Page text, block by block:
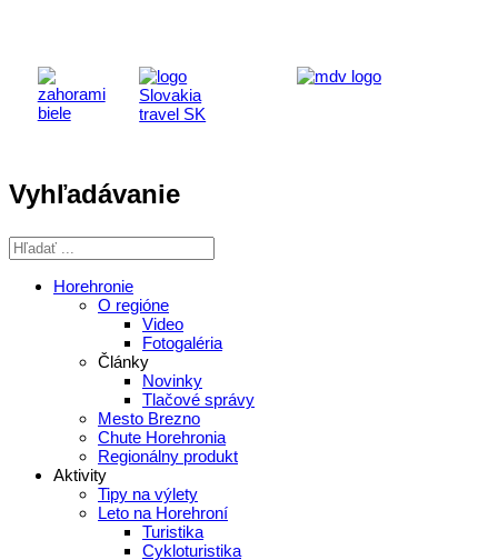
Vyhľadávanie
Horehronie
O regióne
Video
Fotogaléria
Články
Novinky
Tlačové správy
Mesto Brezno
Chute Horehronia
Regionálny produkt
Aktivity
Tipy na výlety
Leto na Horehroní
Turistika
Cykloturistika